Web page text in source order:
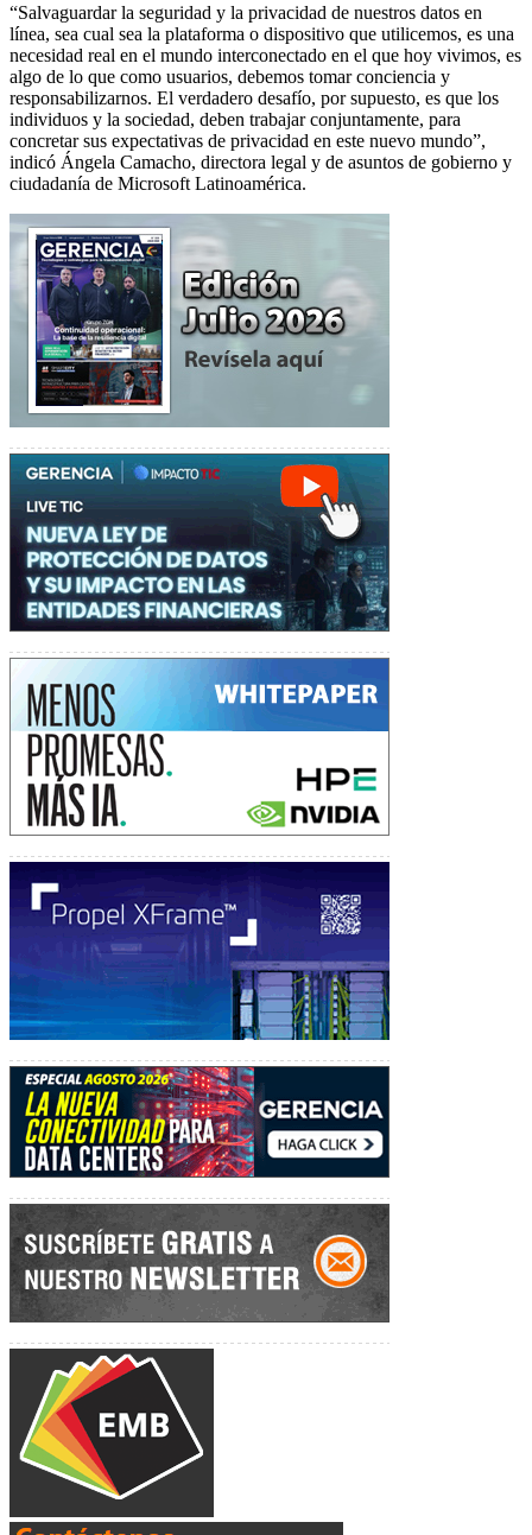
“Salvaguardar la seguridad y la privacidad de nuestros datos en
línea, sea cual sea la plataforma o dispositivo que utilicemos, es una
necesidad real en el mundo interconectado en el que hoy vivimos, es
algo de lo que como usuarios, debemos tomar conciencia y
responsabilizarnos. El verdadero desafío, por supuesto, es que los
individuos y la sociedad, deben trabajar conjuntamente, para
concretar sus expectativas de privacidad en este nuevo mundo”,
indicó Ángela Camacho, directora legal y de asuntos de gobierno y
ciudadanía de Microsoft Latinoamérica.